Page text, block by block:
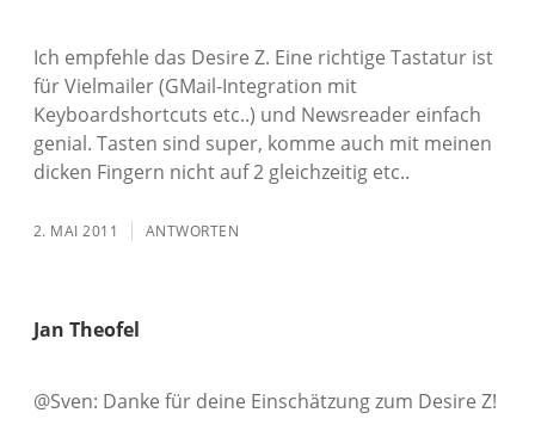
Ich empfehle das Desire Z. Eine richtige Tastatur ist
für Vielmailer (GMail-Integration mit
Keyboardshortcuts etc..) und Newsreader einfach
genial. Tasten sind super, komme auch mit meinen
dicken Fingern nicht auf 2 gleichzeitig etc..
2. MAI 2011 ANTWORTEN
Jan Theofel
@Sven: Danke für deine Einschätzung zum Desire Z!